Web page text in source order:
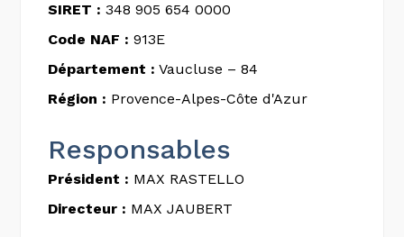
SIRET : 348 905 654 0000
Code NAF : 913E
Département : Vaucluse – 84
Région : Provence-Alpes-Côte d'Azur
Responsables
Président : MAX RASTELLO
Directeur : MAX JAUBERT